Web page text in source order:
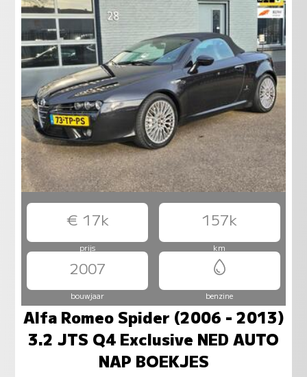
€ 17k 157k
prijs km
2007
bouwjaar benzine
Alfa Romeo Spider (2006 - 2013)
3.2 JTS Q4 Exclusive NED AUTO
NAP BOEKJES